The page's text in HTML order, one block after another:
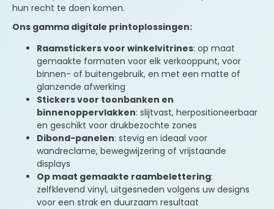
hun recht te doen komen.
Ons gamma digitale printoplossingen:
Raamstickers voor winkelvitrines: op maat
gemaakte formaten voor elk verkooppunt, voor
binnen- of buitengebruik, en met een matte of
glanzende afwerking
Stickers voor toonbanken en
binnenoppervlakken: slijtvast, herpositioneerbaar
en geschikt voor drukbezochte zones
Dibond-panelen: stevig en ideaal voor
wandreclame, bewegwijzering of vrijstaande
displays
Op maat gemaakte raambelettering:
zelfklevend vinyl, uitgesneden volgens uw designs
voor een strak en duurzaam resultaat